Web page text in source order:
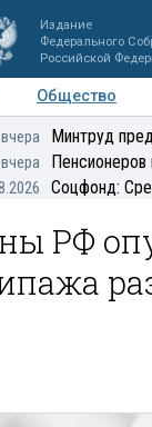
Издание
Федерального
Российской
Общество
Мнения
вчера Минтруд
вчера
Соцфонд:
РФ